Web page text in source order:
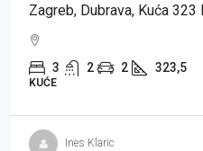
Zagreb, Dubrava, Kuća 323
3 2 2 323,5
KUĆE
Ines Klaric